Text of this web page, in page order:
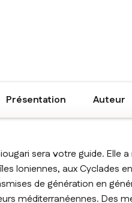
Présentation Auteur
sera votre guide. Elle
Ioniennes, aux Cyclades
de génération en
méditerranéennes. Des